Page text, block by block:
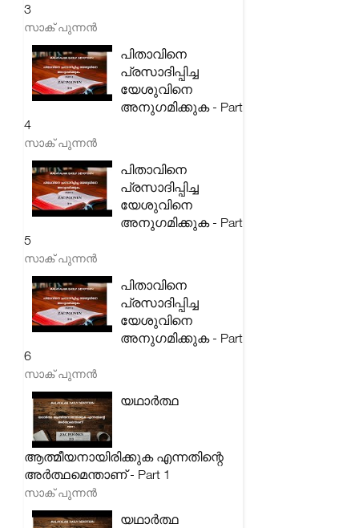
3
സാക് പുന്നൻ
പിതാവിനെ
പ്രസാദിപ്പിച്ച
യേശുവിനെ
അനുഗമിക്കുക - Part
4
സാക് പുന്നൻ
പിതാവിനെ
പ്രസാദിപ്പിച്ച
യേശുവിനെ
അനുഗമിക്കുക - Part
5
സാക് പുന്നൻ
പിതാവിനെ
പ്രസാദിപ്പിച്ച
യേശുവിനെ
അനുഗമിക്കുക - Part
6
സാക് പുന്നൻ
യഥാർത്ഥ
ആത്മീയനായിരിക്കുക എന്നതിന്റെ
അർത്ഥമെന്താണ് - Part 1
സാക് പുന്നൻ
യഥാർത്ഥ